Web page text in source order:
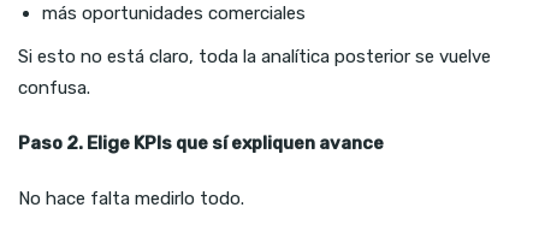
más oportunidades comerciales
Si esto no está claro, toda la analítica posterior se vuelve
confusa.
Paso 2. Elige KPIs que sí expliquen avance
No hace falta medirlo todo.